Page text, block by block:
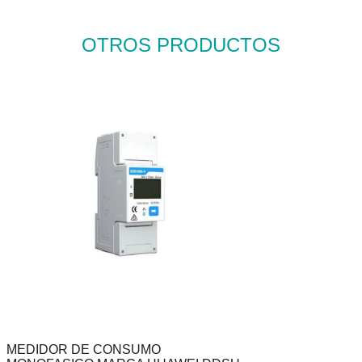
OTROS PRODUCTOS
MEDIDOR DE CONSUMO